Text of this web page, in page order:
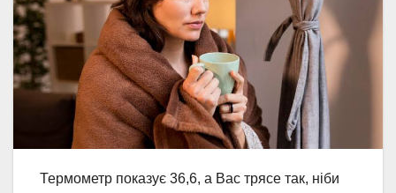
Термометр показує 36,6, а Вас трясе так, ніби